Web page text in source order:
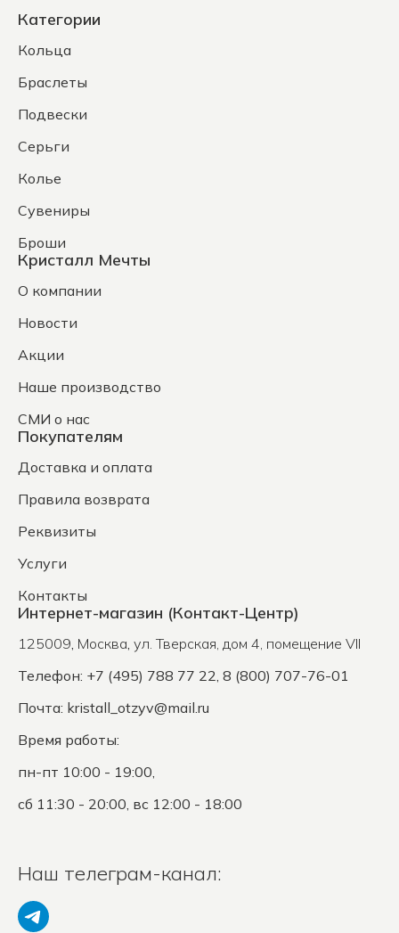
Категории
Кольца
Браслеты
Подвески
Серьги
Колье
Сувениры
Броши
Кристалл Мечты
О компании
Новости
Акции
Наше производство
СМИ о нас
Покупателям
Доставка и оплата
Правила возврата
Реквизиты
Услуги
Контакты
Интернет-магазин (Контакт-Центр)
125009, Москва, ул. Тверская, дом 4, помещение VII
Телефон: +7 (495) 788 77 22, 8 (800) 707-76-01
Почта: kristall_otzyv@mail.ru
Время работы:
пн-пт 10:00 - 19:00,
сб 11:30 - 20:00, вс 12:00 - 18:00
Наш телеграм-канал: